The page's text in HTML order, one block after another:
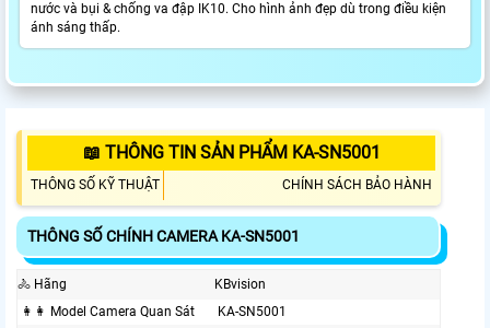
nước và bụi & chống va đập IK10. Cho hình ảnh đẹp dù trong điều kiện
ánh sáng thấp.
📖 THÔNG TIN SẢN PHẨM KA-SN5001
THÔNG SỐ KỸ THUẬT CHÍNH SÁCH BẢO HÀNH
THÔNG SỐ CHÍNH CAMERA KA-SN5001
🚴 Hãng
KBvision
️👩‍👩 Model Camera Quan Sát
KA-SN5001